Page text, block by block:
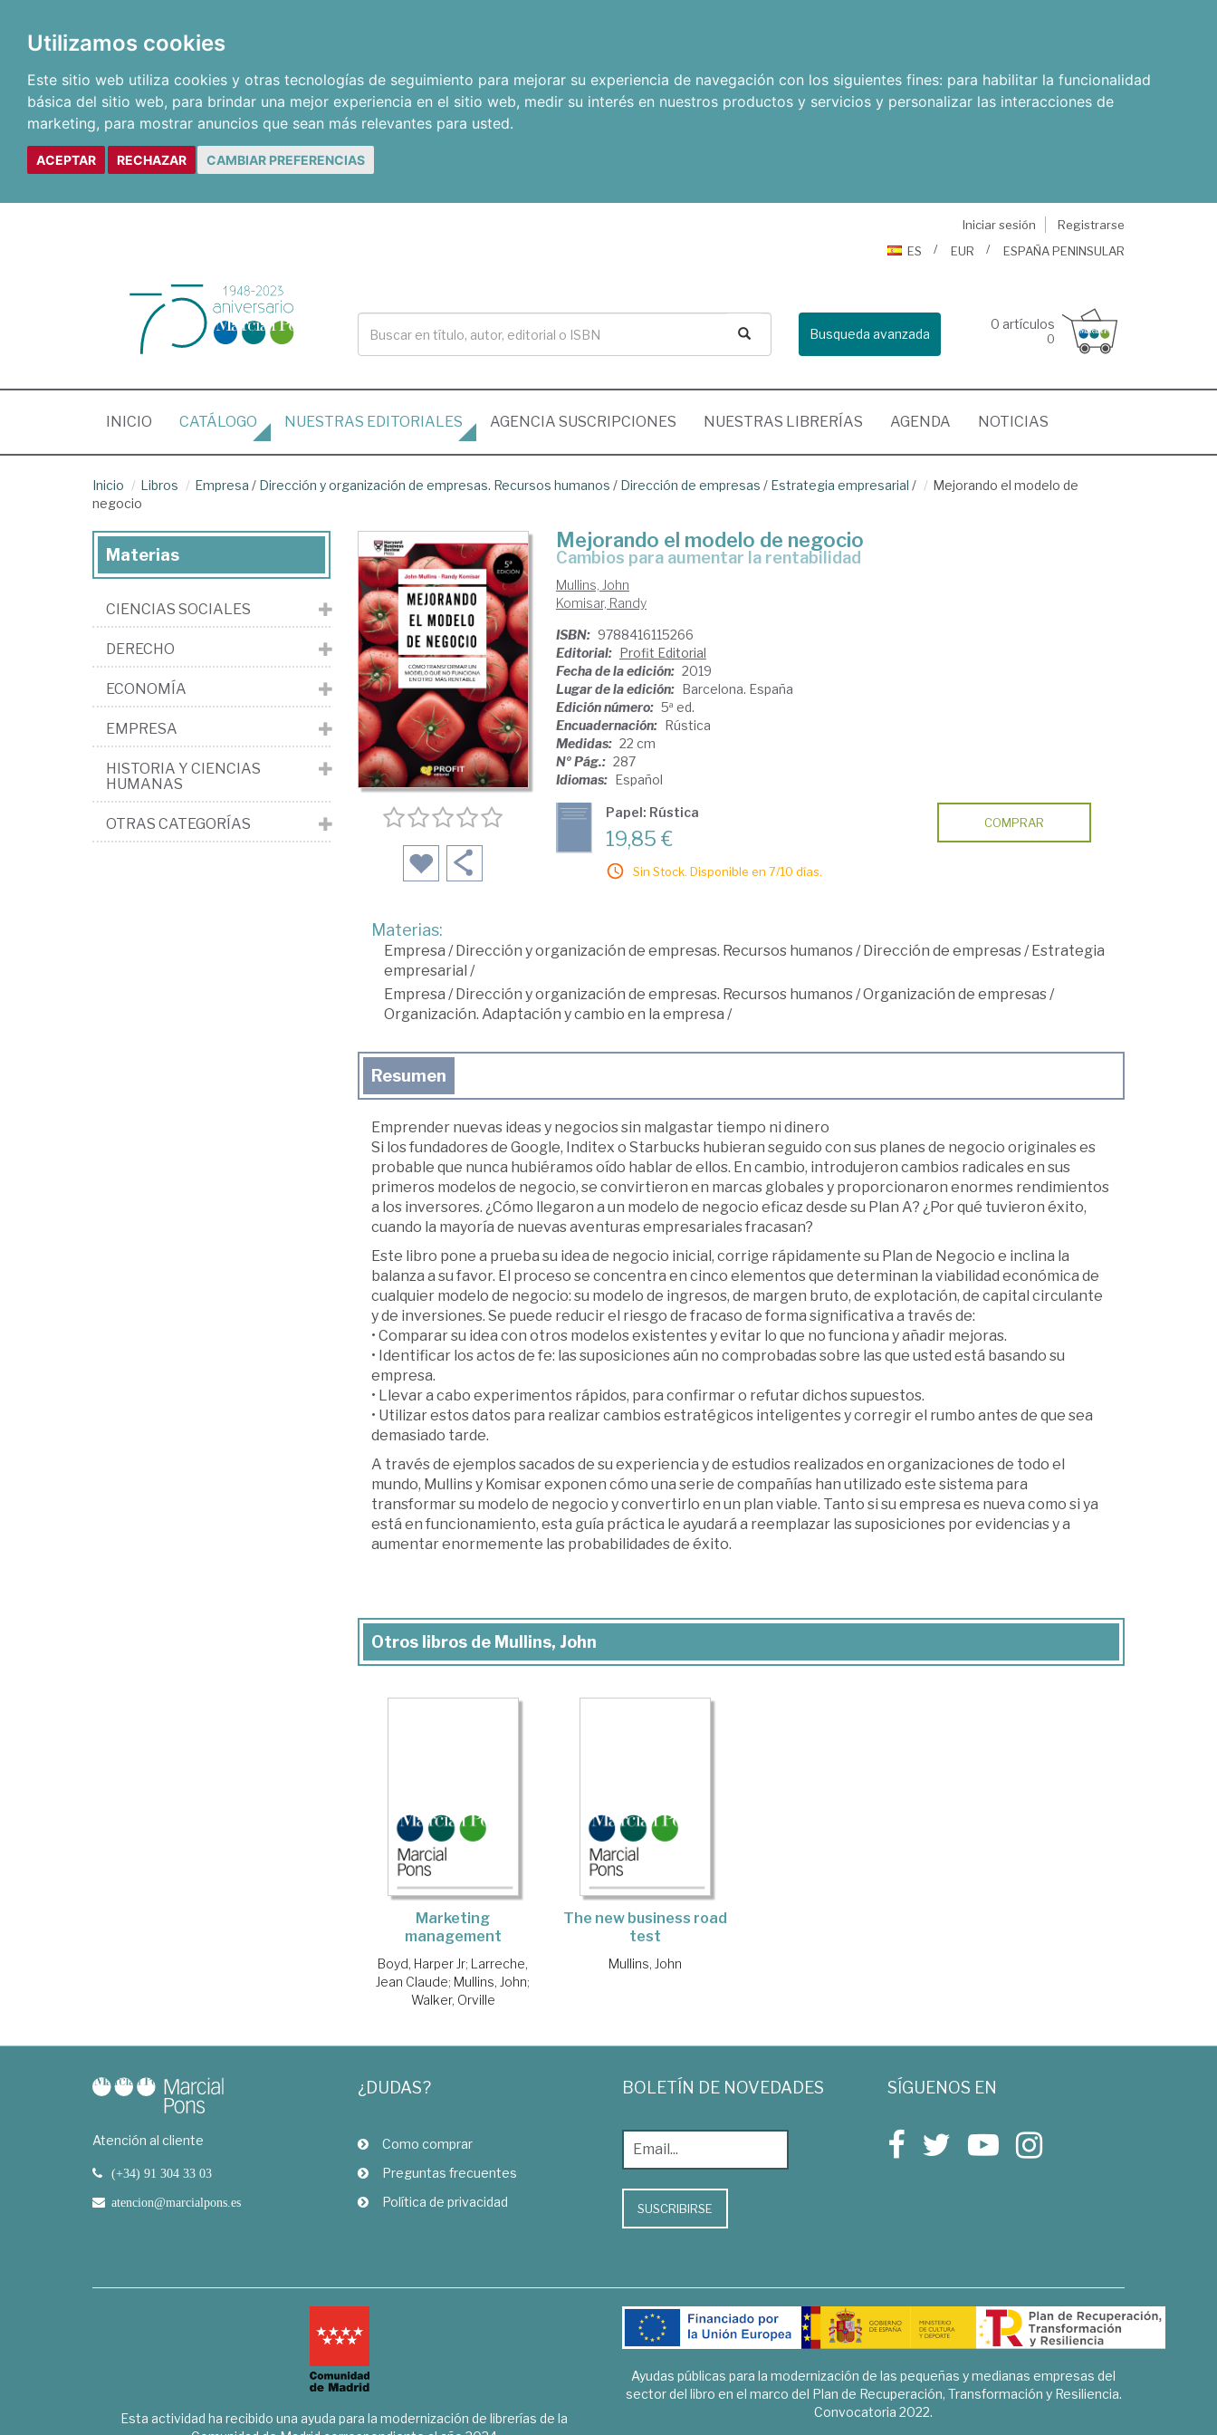
Utilizamos cookies
Este sitio web utiliza cookies y otras tecnologías de seguimiento para mejorar su experiencia de navegación con los siguientes fines: para habilitar la funcionalidad
básica del sitio web, para brindar una mejor experiencia en el sitio web, medir su interés en nuestros productos y servicios y personalizar las interacciones de
marketing, para mostrar anuncios que sean más relevantes para usted.
ACEPTAR RECHAZAR CAMBIAR PREFERENCIAS
Iniciar sesión
Registrarse
ES
EUR ESPAÑA PENINSULAR
Busqueda avanzada
0 artículos
0
INICIO (CURRENT)
CATÁLOGO NUESTRAS EDITORIALES AGENCIA SUSCRIPCIONES NUESTRAS LIBRERÍAS AGENDA NOTICIAS
Inicio Libros Empresa / Dirección y organización de empresas. Recursos humanos / Dirección de empresas / Estrategia empresarial /
Mejorando el modelo de
negocio
Mejorando el modelo de negocio
cambios para aumentar la rentabilidad
Mullins, John
Komisar, Randy
ISBN: 9788416115266
Editorial: Profit Editorial
Fecha de la edición: 2019
Lugar de la edición: Barcelona. España
Edición número: 5ª ed.
Encuadernación: Rústica
Medidas: 22 cm
Nº Pág.: 287
Idiomas: Español
Papel: Rústica
19,85 €
Sin Stock. Disponible en 7/10 días.
COMPRAR
Materias:
Empresa /Dirección y organización de empresas. Recursos humanos/Dirección de empresas/Estrategia
empresarial /
Empresa /Dirección y organización de empresas. Recursos humanos/Organización de empresas/
Organización. Adaptación y cambio en la empresa /
Resumen
Emprender nuevas ideas y negocios sin malgastar tiempo ni dinero
Si los fundadores de Google, Inditex o Starbucks hubieran seguido con sus planes de negocio originales es
probable que nunca hubiéramos oído hablar de ellos. En cambio, introdujeron cambios radicales en sus
primeros modelos de negocio, se convirtieron en marcas globales y proporcionaron enormes rendimientos
a los inversores. ¿Cómo llegaron a un modelo de negocio eficaz desde su Plan A? ¿Por qué tuvieron éxito,
cuando la mayoría de nuevas aventuras empresariales fracasan?
Este libro pone a prueba su idea de negocio inicial, corrige rápidamente su Plan de Negocio e inclina la
balanza a su favor. El proceso se concentra en cinco elementos que determinan la viabilidad económica de
cualquier modelo de negocio: su modelo de ingresos, de margen bruto, de explotación, de capital circulante
y de inversiones. Se puede reducir el riesgo de fracaso de forma significativa a través de:
• Comparar su idea con otros modelos existentes y evitar lo que no funciona y añadir mejoras.
• Identificar los actos de fe: las suposiciones aún no comprobadas sobre las que usted está basando su
empresa.
• Llevar a cabo experimentos rápidos, para confirmar o refutar dichos supuestos.
• Utilizar estos datos para realizar cambios estratégicos inteligentes y corregir el rumbo antes de que sea
demasiado tarde.
A través de ejemplos sacados de su experiencia y de estudios realizados en organizaciones de todo el
mundo, Mullins y Komisar exponen cómo una serie de compañías han utilizado este sistema para
transformar su modelo de negocio y convertirlo en un plan viable. Tanto si su empresa es nueva como si ya
está en funcionamiento, esta guía práctica le ayudará a reemplazar las suposiciones por evidencias y a
aumentar enormemente las probabilidades de éxito.
Otros libros de Mullins, John
Marketing
management
Boyd, Harper Jr; Larreche,
Jean Claude; Mullins, John;
Walker, Orville
The new business road
test
Mullins, John
Materias
CIENCIAS SOCIALES
DERECHO
ECONOMÍA
EMPRESA
HISTORIA Y CIENCIAS
HUMANAS
OTRAS CATEGORÍAS
Atención al cliente
(+34) 91 304 33 03
atencion@marcialpons.es
¿DUDAS?
Como comprar
Preguntas frecuentes
Política de privacidad
BOLETÍN DE NOVEDADES
SUSCRIBIRSE
SÍGUENOS EN
Esta actividad ha recibido una ayuda para la modernización de librerías de la
Ayudas públicas para la modernización de las pequeñas y medianas empresas del
sector del libro en el marco del Plan de Recuperación, Transformación y Resiliencia.
Convocatoria 2022.